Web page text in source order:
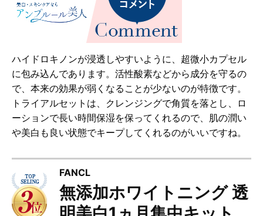
ハイドロキノンが浸透しやすいように、超微小カプセル
に包み込んであります。活性酸素などから成分を守るの
で、本来の効果が弱くなることが少ないのが特徴です。
トライアルセットは、クレンジングで角質を落とし、ロ
ーションで長い時間保湿を保ってくれるので、肌の潤い
や美白も良い状態でキープしてくれるのがいいですね。
FANCL
無添加ホワイトニング 透